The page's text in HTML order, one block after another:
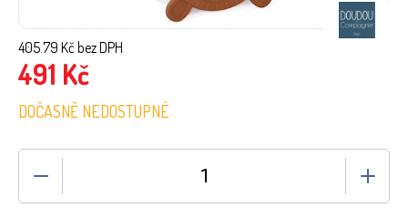
405.79 Kč bez DPH
491 Kč
DOČASNĚ NEDOSTUPNÉ